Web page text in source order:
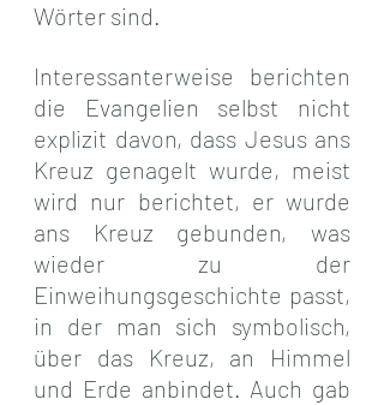
Wörter sind.
Interessanterweise berichten
die Evangelien selbst nicht
explizit davon, dass Jesus ans
Kreuz genagelt wurde, meist
wird nur berichtet, er wurde
ans Kreuz gebunden, was
wieder zu der
Einweihungsgeschichte passt,
in der man sich symbolisch,
über das Kreuz, an Himmel
und Erde anbindet. Auch gab